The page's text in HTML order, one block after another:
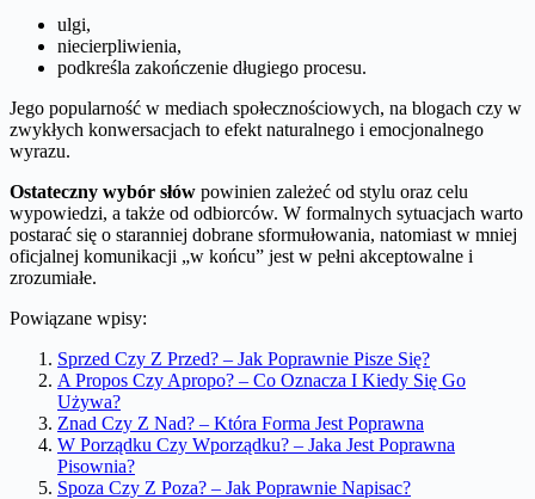
ulgi,
niecierpliwienia,
podkreśla zakończenie długiego procesu.
Jego popularność w mediach społecznościowych, na blogach czy w
zwykłych konwersacjach to efekt naturalnego i emocjonalnego
wyrazu.
Ostateczny wybór słów powinien zależeć od stylu oraz celu
wypowiedzi, a także od odbiorców. W formalnych sytuacjach warto
postarać się o staranniej dobrane sformułowania, natomiast w mniej
oficjalnej komunikacji „w końcu” jest w pełni akceptowalne i
zrozumiałe.
Powiązane wpisy:
Sprzed Czy Z Przed? – Jak Poprawnie Pisze Się?
A Propos Czy Apropo? – Co Oznacza I Kiedy Się Go
Używa?
Znad Czy Z Nad? – Która Forma Jest Poprawna
W Porządku Czy Wporządku? – Jaka Jest Poprawna
Pisownia?
Spoza Czy Z Poza? – Jak Poprawnie Napisac?